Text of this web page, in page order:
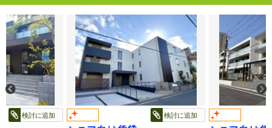
検討に追加 検討に追加